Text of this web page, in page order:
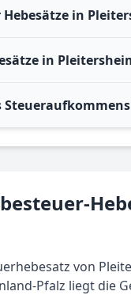
in
in
von
Pfalz liegt die